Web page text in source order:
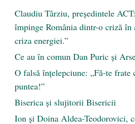
Claudiu Târziu, președintele
împinge România dintr-o criză
criza energiei.”
Ce au în comun Dan Puric şi
O falsă înțelepciune: „Fă-te
puntea!”
Biserica și slujitorii Bisericii
Ion și Doina Aldea-Teodorovici,